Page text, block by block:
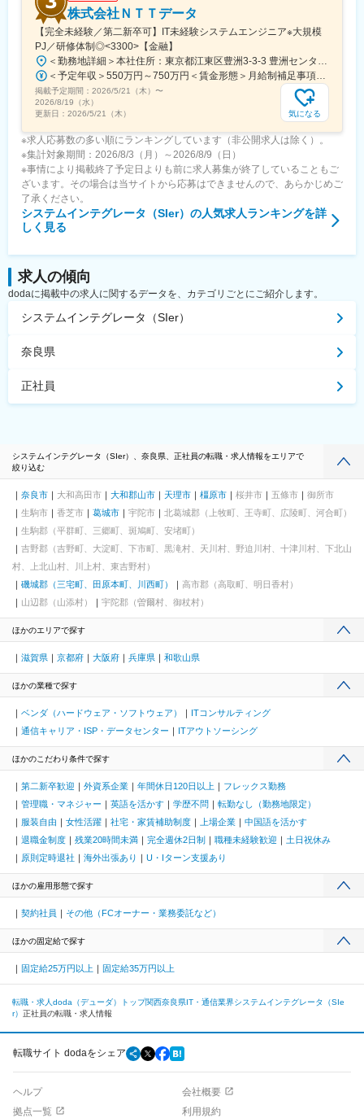
株式会社ＮＴＴデータ
【完全未経験／第二新卒可】IT未経験システムエンジニア※大規模
PJ／研修体制◎<3300>【金融】
＜勤務地詳細＞本社住所：東京都江東区豊洲3-3-3 豊洲センタービル勤務地最寄駅： 東京メトロ有楽町線／豊洲駅受動喫煙対策：屋内喫煙可能場所あり変更の範囲：会社の定める事業所（リモートワーク含む）
＜予定年収＞550万円～750万円＜賃金形態＞月給制補足事項なし＜賃金内訳＞月額（基本給）：270,000円～310,000円＜月給＞270,000円～310,000円＜昇給有無＞有＜残業手当＞有＜給与補足＞※詳細は面接時にお伝えします賃金はあくまでも目安の金額であり、選考を通じて上下する可能性があります。月給(月額)は固定手当を含めた表記です。
掲載予定期間： 2026/5/21（木） 〜
2026/8/19（水）
更新日： 2026/5/21（木） 気になる
※求人応募数の多い順にランキングしています（非公開求人は除く）。
※集計対象期間：2026/8/3（月）～2026/8/9（日）
※事情により掲載終了予定日よりも前に求人募集が終了していることもご
ざいます。その場合は当サイトから応募はできませんので、あらかじめご
了承ください。
システムインテグレータ（SIer） の人気求人ランキングを詳
しく見る
求人の傾向
dodaに掲載中の求人に関するデータを、カテゴリごとにご紹介します。
システムインテグレータ（SIer）
奈良県
正社員
システムインテグレータ（SIer）、奈良県、正社員の転職・求人情報をエリアで
絞り込む
奈良市 大和高田市 大和郡山市 天理市 橿原市 桜井市 五條市
御所市
生駒市
香芝市 葛城市 宇陀市
北葛城郡（上牧町、王寺町、広陵町、河合町）
生駒郡（平群町、三郷町、斑鳩町、安堵町）
吉野郡（吉野町、大淀町、下市町、黒滝村、天川村、野迫川村、十津川村、下北山
村、上北山村、川上村、東吉野村）
磯城郡（三宅町、田原本町、川西町）
高市郡（高取町、明日香村）
山辺郡（山添村）
宇陀郡（曽爾村、御杖村）
ほかのエリアで探す
滋賀県 京都府 大阪府 兵庫県 和歌山県
ほかの業種で探す
ベンダ（ハードウェア・ソフトウェア）
ITコンサルティング
通信キャリア・ISP・データセンター
ITアウトソーシング
ほかのこだわり条件で探す
第二新卒歓迎 外資系企業 年間休日120日以上
フレックス勤務
管理職・マネジャー
英語を活かす 学歴不問
転勤なし（勤務地限定）
服装自由
女性活躍 社宅・家賃補助制度 上場企業
中国語を活かす
退職金制度
残業20時間未満 完全週休2日制 職種未経験歓迎
土日祝休み
原則定時退社
海外出張あり U・Iターン支援あり
ほかの雇用形態で探す
契約社員 その他（FCオーナー・業務委託など）
ほかの固定給で探す
固定給25万円以上 固定給35万円以上
転職・求人doda（デューダ）トップ関西奈良県IT・通信業界システムインテグレータ（SIe
r） 正社員の転職・求人情報
転職サイト dodaをシェア
ヘルプ
会社概要
拠点一覧
利用規約